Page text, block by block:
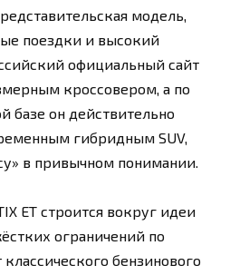
модель,
поездки и высокий
официальный сайт
кроссовером, а по
базе он действительно
гибридным SUV,
в привычном понимании.
ET строится вокруг идеи
ограничений по
бензинового